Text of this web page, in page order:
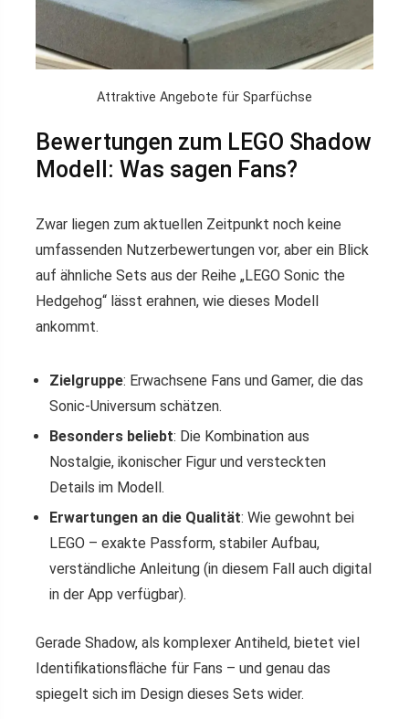
Attraktive Angebote für Sparfüchse
Bewertungen zum LEGO Shadow
Modell: Was sagen Fans?
Zwar liegen zum aktuellen Zeitpunkt noch keine
umfassenden Nutzerbewertungen vor, aber ein Blick
auf ähnliche Sets aus der Reihe „LEGO Sonic the
Hedgehog“ lässt erahnen, wie dieses Modell
ankommt.
Zielgruppe: Erwachsene Fans und Gamer, die das
Sonic-Universum schätzen.
Besonders beliebt: Die Kombination aus
Nostalgie, ikonischer Figur und versteckten
Details im Modell.
Erwartungen an die Qualität: Wie gewohnt bei
LEGO – exakte Passform, stabiler Aufbau,
verständliche Anleitung (in diesem Fall auch digital
in der App verfügbar).
Gerade Shadow, als komplexer Antiheld, bietet viel
Identifikationsfläche für Fans – und genau das
spiegelt sich im Design dieses Sets wider.